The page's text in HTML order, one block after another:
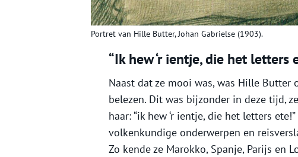
Portret van Hille Butter, Johan Gabrielse (1903).
“Ik hew ‘r ientje, die het letters
Naast dat ze mooi was, was Hille Butter
belezen. Dit was bijzonder in deze tijd,
haar: “ik hew ‘r ientje, die het letters
volkenkundige onderwerpen en
Zo kende ze Marokko, Spanje, Parijs en